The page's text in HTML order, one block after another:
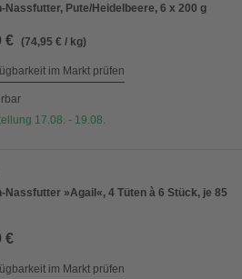
Nassfutter, Pute/Heidelbeere, 6 x 200 g
€ (74,95 € / kg)
im Markt prüfen
17.08. - 19.08.
Nassfutter »Agail«, 4 Tüten à 6 Stück, je 85
€
im Markt prüfen